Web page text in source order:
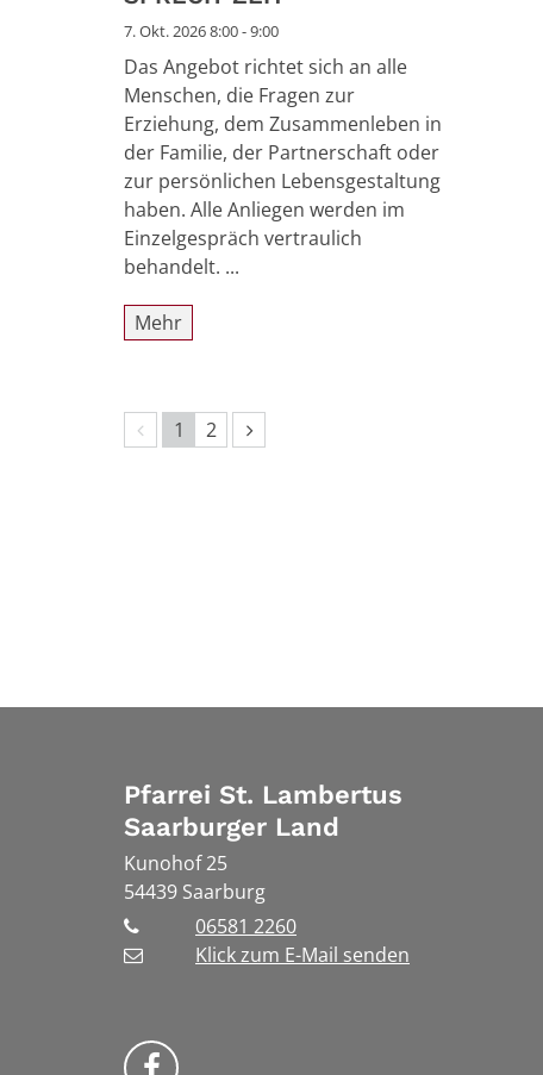
7. Okt. 2026 8:00 - 9:00
Das Angebot richtet sich an alle
Menschen, die Fragen zur
Erziehung, dem Zusammenleben in
der Familie, der Partnerschaft oder
zur persönlichen Lebensgestaltung
haben. Alle Anliegen werden im
Einzelgespräch vertraulich
behandelt. ...
Mehr
Vorherige Seite
1 2 Nächste Seite
Pfarrei St. Lambertus
Saarburger Land
Kunohof 25
54439 Saarburg
06581 2260
Klick zum E-Mail senden
Bistum Trier auf Facebook